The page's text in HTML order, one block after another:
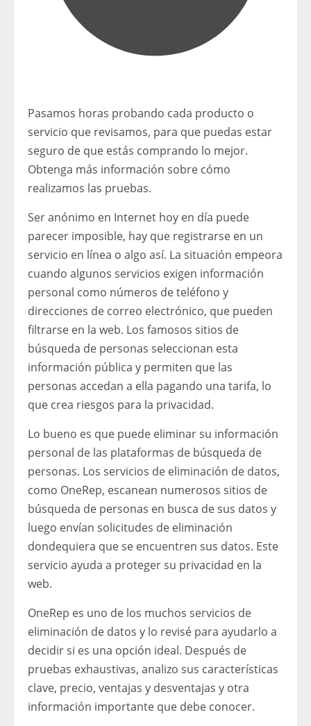
Pasamos horas probando cada producto o
servicio que revisamos, para que puedas estar
seguro de que estás comprando lo mejor.
Obtenga más información sobre cómo
realizamos las pruebas.
Ser anónimo en Internet hoy en día puede
parecer imposible, hay que registrarse en un
servicio en línea o algo así. La situación empeora
cuando algunos servicios exigen información
personal como números de teléfono y
direcciones de correo electrónico, que pueden
filtrarse en la web. Los famosos sitios de
búsqueda de personas seleccionan esta
información pública y permiten que las
personas accedan a ella pagando una tarifa, lo
que crea riesgos para la privacidad.
Lo bueno es que puede eliminar su información
personal de las plataformas de búsqueda de
personas. Los servicios de eliminación de datos,
como OneRep, escanean numerosos sitios de
búsqueda de personas en busca de sus datos y
luego envían solicitudes de eliminación
dondequiera que se encuentren sus datos. Este
servicio ayuda a proteger su privacidad en la
web.
OneRep es uno de los muchos servicios de
eliminación de datos y lo revisé para ayudarlo a
decidir si es una opción ideal. Después de
pruebas exhaustivas, analizo sus características
clave, precio, ventajas y desventajas y otra
información importante que debe conocer.